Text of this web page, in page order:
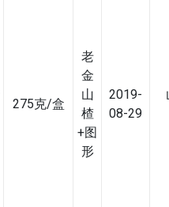
275克/盒
老
金
山
楂
+图
形
2019-
08-29